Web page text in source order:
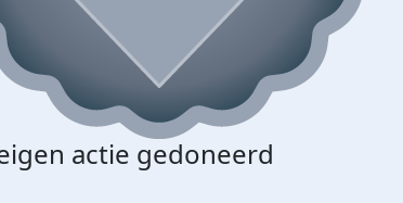
actie gedoneerd